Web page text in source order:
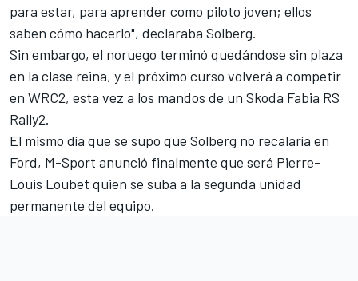
para estar, para aprender como piloto joven; ellos
saben cómo hacerlo", declaraba Solberg.
Sin embargo, el noruego terminó quedándose sin plaza
en la clase reina, y el próximo curso volverá a competir
en WRC2, esta vez a los mandos de un Skoda Fabia RS
Rally2.
El mismo día que se supo que Solberg no recalaría en
Ford, M-Sport anunció finalmente que será Pierre-
Louis Loubet quien se suba a la segunda unidad
permanente del equipo.